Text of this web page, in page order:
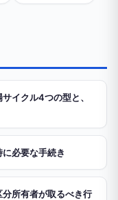
イクル4つの型と、
必要な手続き
所有者が取るべき行